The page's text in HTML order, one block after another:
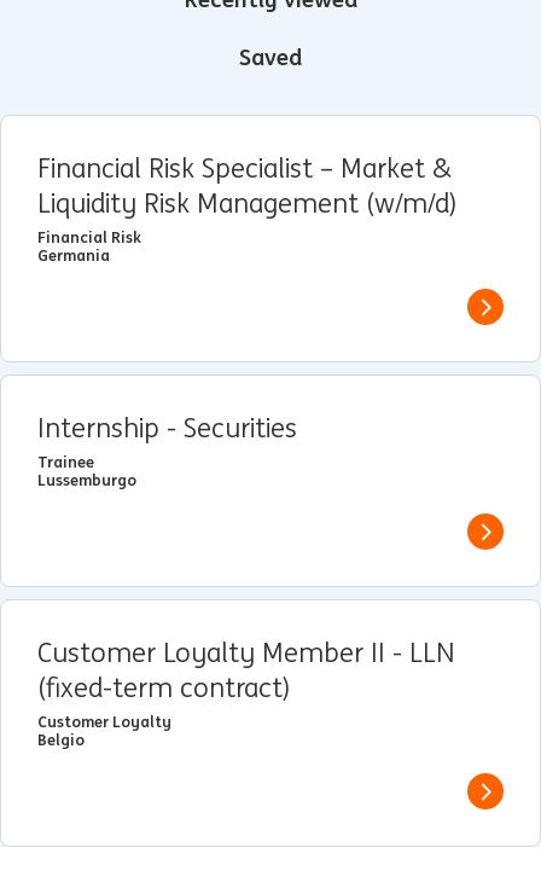
Saved
Financial Risk Specialist – Market &
Liquidity Risk Management (w/m/d)
Financial Risk
Germania
View
Internship - Securities
Trainee
Lussemburgo
View
Customer Loyalty Member II - LLN
(fixed-term contract)
Customer Loyalty
Belgio
View